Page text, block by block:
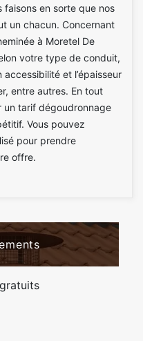
faisons en sorte que nos
un chacun. Concernant
à Moretel De
votre type de conduit,
et l’épaisseur
entre autres. En tout
un tarif dégoudronnage
Vous pouvez
pour prendre
offre.